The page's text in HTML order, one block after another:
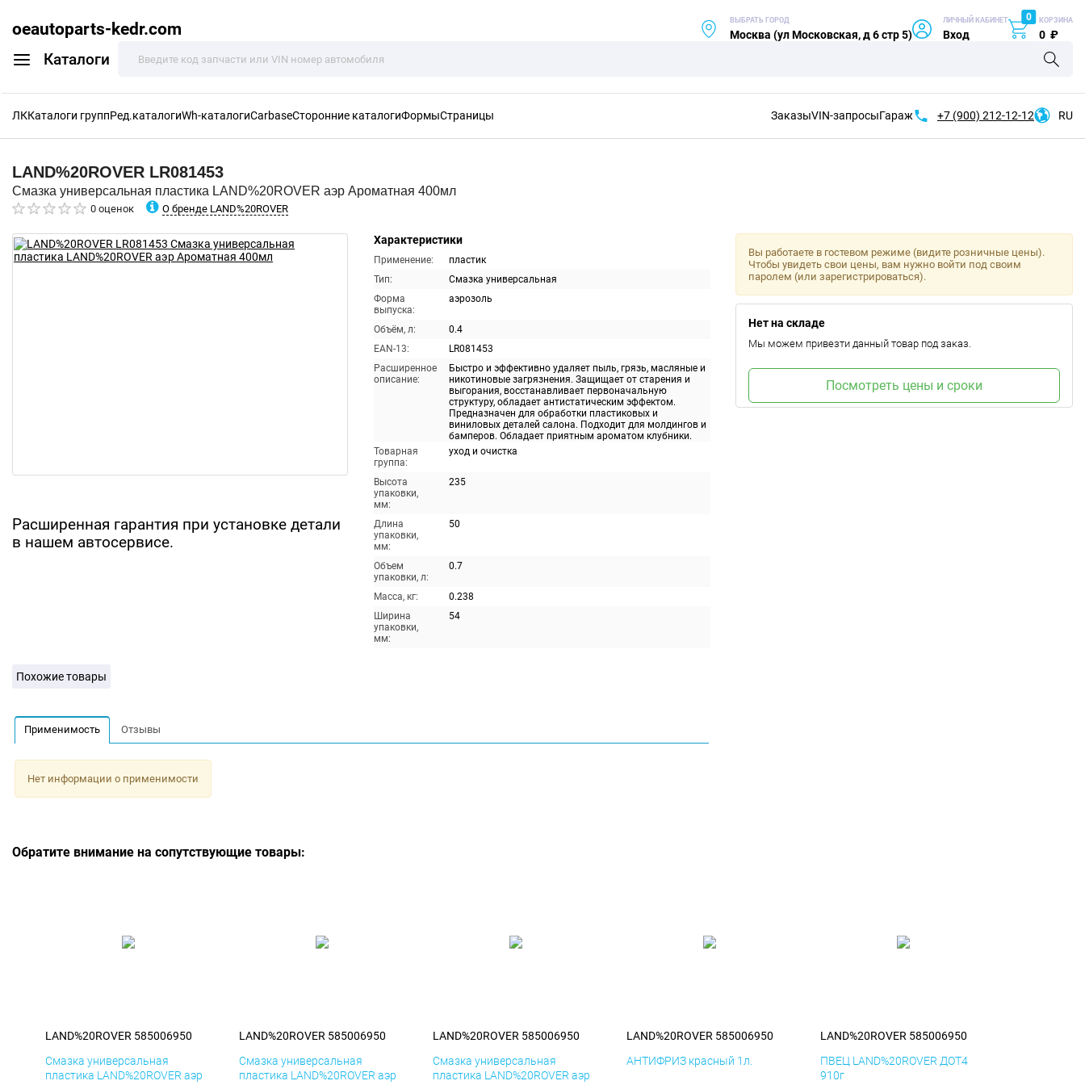
oeautoparts-kedr.com
Каталоги
ВЫБРАТЬ ГОРОД
Москва (ул Московская, д 6 стр 5)
ЛИЧНЫЙ КАБИНЕТ
Вход
0 КОРЗИНА
0 ₽
ЛККаталоги группРед.каталогиWh-каталогиCarbaseСторонние каталогиФормыСтраницы ЗаказыVIN-запросыГараж +7 (900) 212-12-12 RU
LAND%20ROVER LR081453
Смазка универсальная пластика LAND%20ROVER аэр Ароматная 400мл
0 оценок О бренде LAND%20ROVER
Расширенная гарантия при установке детали
в нашем автосервисе.
Характеристики
Применение:
пластик
Тип:
Смазка универсальная
Форма
выпуска:
аэрозоль
Объём, л:
0.4
EAN-13:
LR081453
Расширенное
описание:
Быстро и эффективно удаляет пыль, грязь, масляные и
никотиновые загрязнения. Защищает от старения и
выгорания, восстанавливает первоначальную
структуру, обладает антистатическим эффектом.
Предназначен для обработки пластиковых и
виниловых деталей салона. Подходит для молдингов и
бамперов. Обладает приятным ароматом клубники.
Товарная
группа:
уход и очистка
Высота
упаковки,
мм:
235
Длина
упаковки,
мм:
50
Объем
упаковки, л:
0.7
Масса, кг:
0.238
Ширина
упаковки,
мм:
54
Вы работаете в гостевом режиме (видите розничные цены).
Чтобы увидеть свои цены, вам нужно войти под своим
паролем (или зарегистрироваться).
Нет на складе
Мы можем привезти данный товар под заказ.
Посмотреть цены и сроки
Похожие товары
Применимость Отзывы
Нет информации о применимости
Обратите внимание на сопутствующие товары:
LAND%20ROVER 585006950
Смазка универсальная
пластика LAND%20ROVER аэр
LAND%20ROVER 585006950
Смазка универсальная
пластика LAND%20ROVER аэр
LAND%20ROVER 585006950
Смазка универсальная
пластика LAND%20ROVER аэр
LAND%20ROVER 585006950
АНТИФРИЗ красный 1л.
LAND%20ROVER 585006950
ПВЕЦ LAND%20ROVER ДОТ4
910г